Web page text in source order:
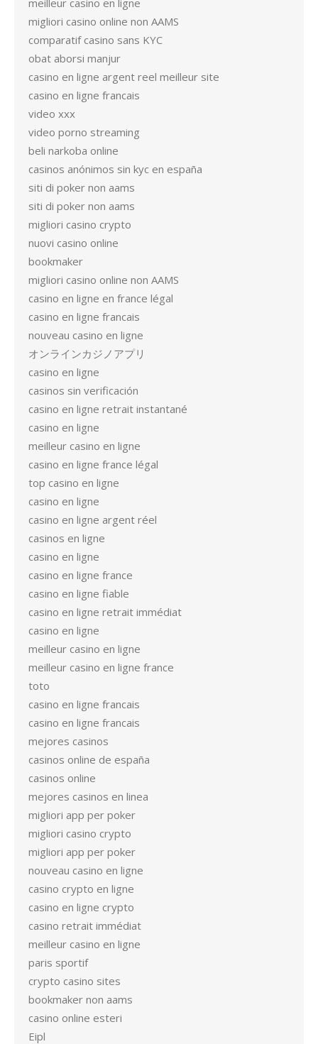
meilleur casino en ligne
migliori casino online non AAMS
comparatif casino sans KYC
obat aborsi manjur
casino en ligne argent reel meilleur site
casino en ligne francais
video xxx
video porno streaming
beli narkoba online
casinos anónimos sin kyc en españa
siti di poker non aams
siti di poker non aams
migliori casino crypto
nuovi casino online
bookmaker
migliori casino online non AAMS
casino en ligne en france légal
casino en ligne francais
nouveau casino en ligne
オンラインカジノアプリ
casino en ligne
casinos sin verificación
casino en ligne retrait instantané
casino en ligne
meilleur casino en ligne
casino en ligne france légal
top casino en ligne
casino en ligne
casino en ligne argent réel
casinos en ligne
casino en ligne
casino en ligne france
casino en ligne fiable
casino en ligne retrait immédiat
casino en ligne
meilleur casino en ligne
meilleur casino en ligne france
toto
casino en ligne francais
casino en ligne francais
mejores casinos
casinos online de españa
casinos online
mejores casinos en linea
migliori app per poker
migliori casino crypto
migliori app per poker
nouveau casino en ligne
casino crypto en ligne
casino en ligne crypto
casino retrait immédiat
meilleur casino en ligne
paris sportif
crypto casino sites
bookmaker non aams
casino online esteri
Eipl